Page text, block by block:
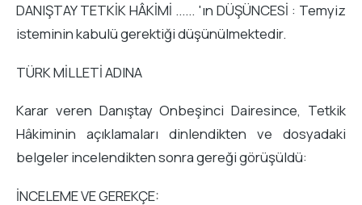
DANIŞTAY TETKİK HÂKİMİ ...... 'ın DÜŞÜNCESİ : Temyiz
isteminin kabulü gerektiği düşünülmektedir.
TÜRK MİLLETİ ADINA
Karar veren Danıştay Onbeşinci Dairesince, Tetkik
Hâkiminin açıklamaları dinlendikten ve dosyadaki
belgeler incelendikten sonra gereği görüşüldü:
İNCELEME VE GEREKÇE: